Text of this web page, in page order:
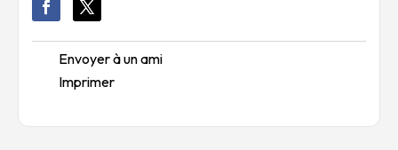
Envoyer à un ami
Imprimer